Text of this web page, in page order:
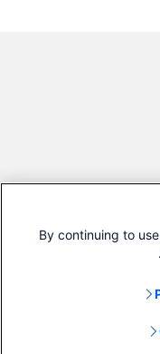
By continuing to